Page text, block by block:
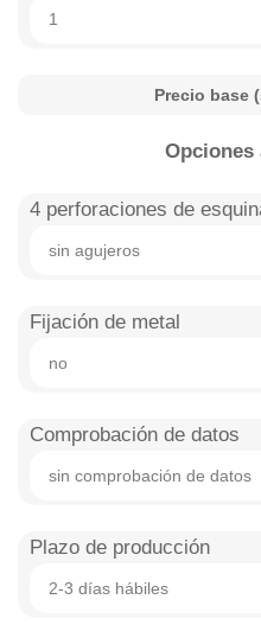
1
Precio base
Opciones
4 perforaciones de
sin agujeros
Fijación de metal
no
Comprobación de datos
sin comprobación de datos
Plazo de producción
2-3 días hábiles